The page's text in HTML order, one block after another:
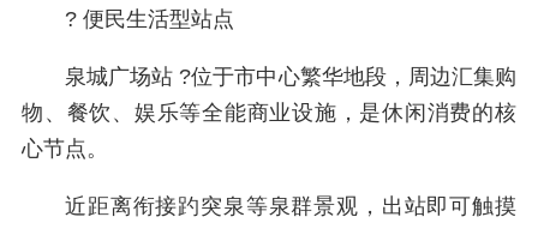
? 便民生活型站点
泉城广场站 ?️位于市中心繁华地段，周边汇集购
物、餐饮、娱乐等全能商业设施，是休闲消费的核
心节点。
近距离衔接趵突泉等泉群景观，出站即可触摸